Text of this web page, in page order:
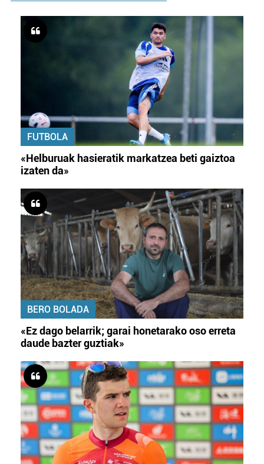
Bazkide batzuek ez dizute baimenik eskatzen, eta beren
interes komertzial legitimoetan babesten dira. Ikusi gure
bazkideen zerrenda, beren ustez zein helburutarako
duten interes legitimoa eta horren aurka nola egin
Lortu zure datu pertsonalak prozesatzeko moduari
buruzko informazio gehiago eta ezarri zure lehentasunak
datuen atalean. Edozein unetan alda edo ken dezakezu
zure baimena Cookieen adierazpenean.
Webgune honek cookie propioak eta hirugarrenen cookie-
fitxategiak erabiltzen ditu. Zure esperientzia eta
zerbitzuak hobetzeko asmoz, cookie teknologiaz
baliatzen gara. Ohar hau onartuz gero, teknologia hori
erabiltzeko baimen esplizitua ematen diguzu.
Gehiago
irakurri
FUTBOLA
«Helburuak hasieratik markatzea beti gaiztoa
izaten da»
BERO BOLADA
«Ez dago belarrik; garai honetarako oso erreta
daude bazter guztiak»